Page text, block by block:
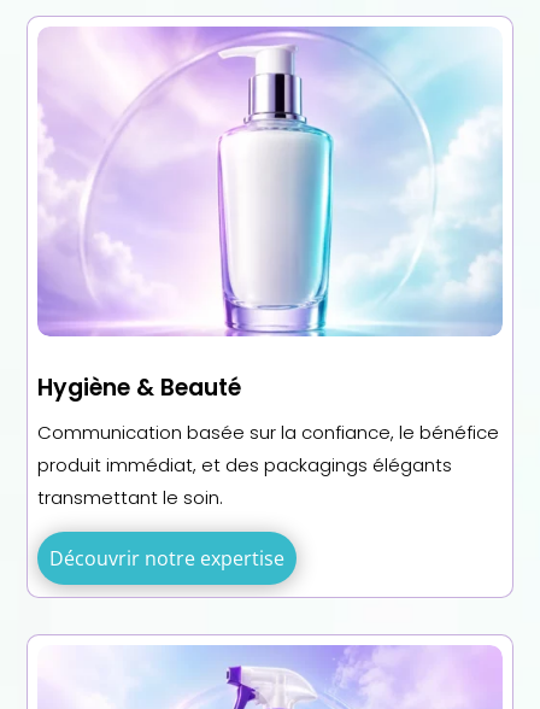
Hygiène & Beauté
Communication basée sur la confiance, le bénéfice
produit immédiat, et des packagings élégants
transmettant le soin.
Découvrir notre expertise